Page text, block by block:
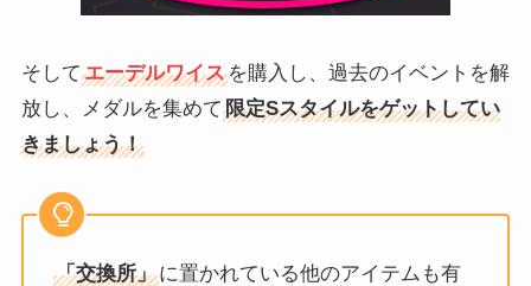
そして エーデルワイスを購入し、過去のイベントを解
放し、メダルを集めて 限定Sスタイルをゲットしてい
きましょう！
「交換所」に置かれている他のアイテムも有